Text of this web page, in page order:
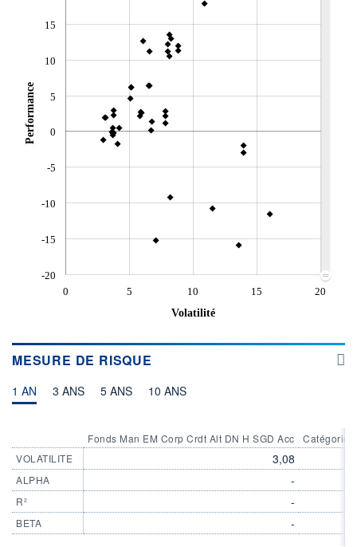
+ PORTEFEUILLE
-20
-15
-10
-5
0
5
10
15
Performance
0 5 10 15
20
Volatilité
MESURE DE RISQUE
1 AN 3 ANS 5 ANS 10 ANS
VOLATILITE
ALPHA
R²
BETA
Fonds Man EM Corp Crdt Alt DN H SGD Acc
3,08
-
-
-
Catégorie